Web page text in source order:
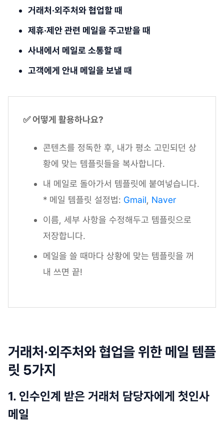
거래처·외주처와 협업할 때
제휴·제안 관련 메일을 주고받을 때
사내에서 메일로 소통할 때
고객에게 안내 메일을 보낼 때
✅ 어떻게 활용하나요?
콘텐츠를 정독한 후, 내가 평소 고민되던 상
황에 맞는 템플릿들을 복사합니다.
내 메일로 돌아가서 템플릿에 붙여넣습니다.
* 메일 템플릿 설정법: Gmail, Naver
이름, 세부 사항을 수정해두고 템플릿으로
저장합니다.
메일을 쓸 때마다 상황에 맞는 템플릿을 꺼
내 쓰면 끝!
거래처·외주처와 협업을 위한 메일 템플
릿 5가지
1. 인수인계 받은 거래처 담당자에게 첫인사
메일